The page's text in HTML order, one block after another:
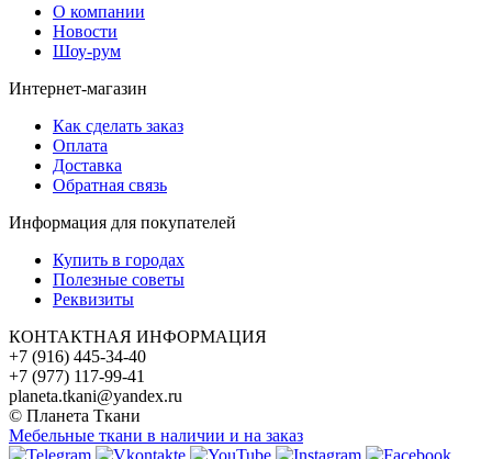
О компании
Новости
Шоу-рум
Интернет-магазин
Как сделать заказ
Оплата
Доставка
Обратная связь
Информация для покупателей
Купить в городах
Полезные советы
Реквизиты
КОНТАКТНАЯ ИНФОРМАЦИЯ
+7 (916) 445-34-40
+7 (977) 117-99-41
planeta.tkani@yandex.ru
© Планета Ткани
Мебельные ткани в наличии и на заказ